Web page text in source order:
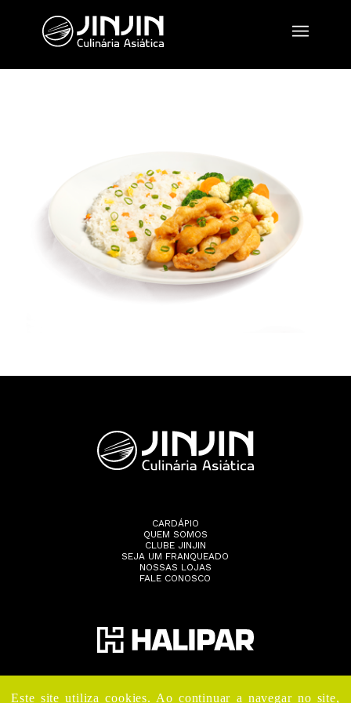
CARDÁPIO
QUEM SOMOS
CLUBE JINJIN
SEJA UM FRANQUEADO
NOSSAS LOJAS
FALE CONOSCO
Este site utiliza cookies. Ao continuar a navegar no site,